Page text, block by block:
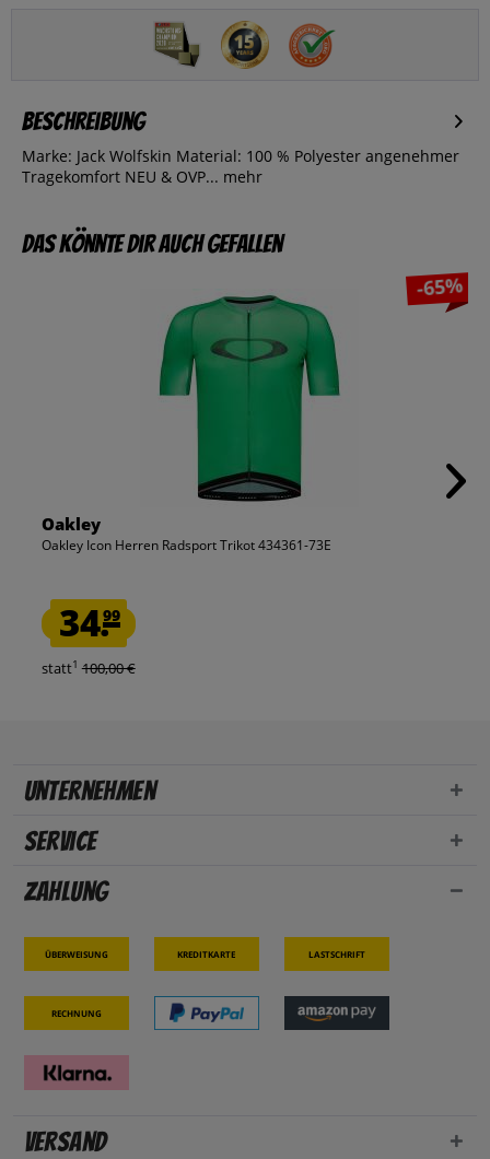
Beschreibung
Marke: Jack Wolfskin Material: 100 % Polyester angenehmer
Tragekomfort NEU & OVP... mehr
Das könnte dir auch gefallen
-65%
Oakley
Oakley Icon Herren Radsport Trikot 434361-73E
34.99
statt1 100,00 €
Unternehmen
Service
Zahlung
Überweisung Kreditkarte Lastschrift
Rechnung
Versand